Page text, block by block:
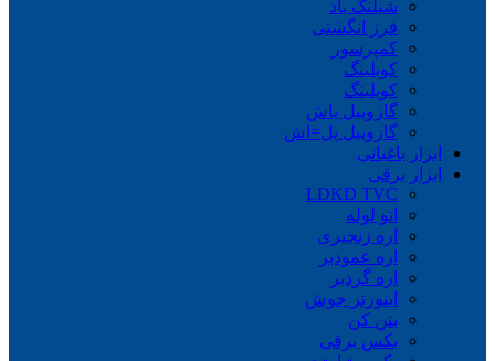
شیلنگ باد
فرز انگشتی
کمپرسور
کوبلینگ
کوپلینگ
گازوییل پاش
گازوییل پل=اش
ابزار باغبانی
ابزار برقی
LDKD TVC
اتو لوله
اره زنجیری
اره عمودبر
اره گردبر
اینورتر جوش
بتن کن
بکس برقی